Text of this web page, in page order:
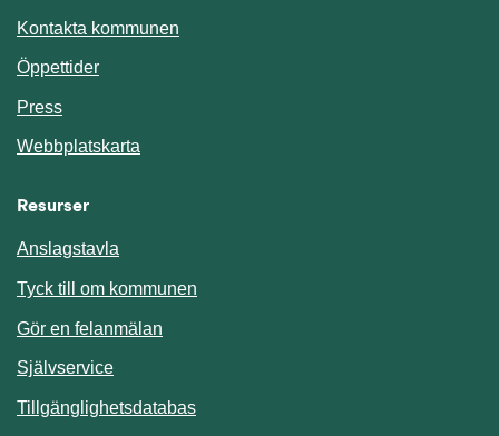
Kontakta kommunen
Öppettider
Press
Webbplatskarta
Resurser
Anslagstavla
Tyck till om kommunen
Gör en felanmälan
SjälvserviceLänk till annan webbplats.
TillgänglighetsdatabasLänk till annan webbplats.